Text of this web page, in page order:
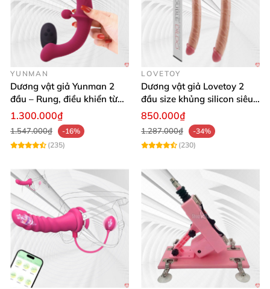
YUNMAN
Dương vật giả Yunman 2
đầu – Rung, điều khiển từ
xa cho les cực phê
1.300.000₫
1.547.000₫
-16%
(235)
LOVETOY
Dương vật giả Lovetoy 2
đầu size khủng silicon siêu
mềm có thể uốn
850.000₫
1.287.000₫
-34%
(230)